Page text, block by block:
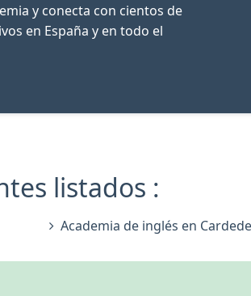
y conecta con cientos de
en España y en todo el
listados :
Academia de inglés en